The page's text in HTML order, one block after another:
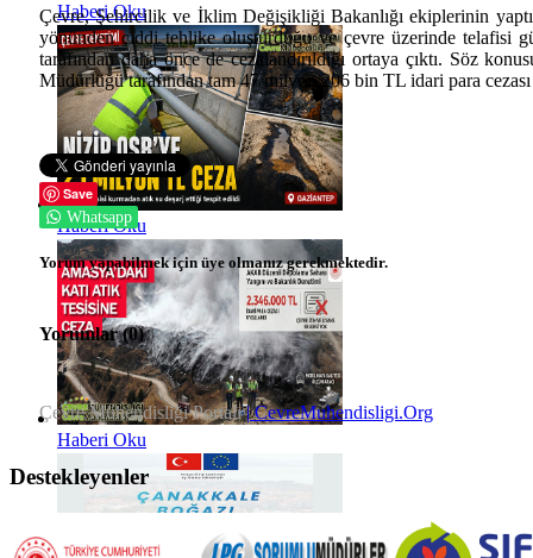
Haberi Oku
Haberi Oku
Haberi Oku
Çevre, Şehircilik ve İklim Değişikliği Bakanlığı ekiplerinin yaptığı
yönünden ciddi tehlike oluşturduğu ve çevre üzerinde telafisi
tarafından daha önce de cezalandırıldığı ortaya çıktı. Söz
Müdürlüğü tarafından tam 47 milyon 206 bin TL idari para
Save
Whatsapp
Yorum yapabilmek için üye olmanız gerekmektedir.
Yorumlar (0)
Çevre Mühendisliği Portalı| CevreMuhendisligi.Org
Destekleyenler